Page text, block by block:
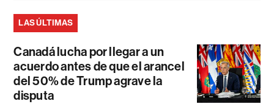
LAS ÚLTIMAS
Canadá lucha por llegar a un
acuerdo antes de que el arancel
del 50% de Trump agrave la
disputa